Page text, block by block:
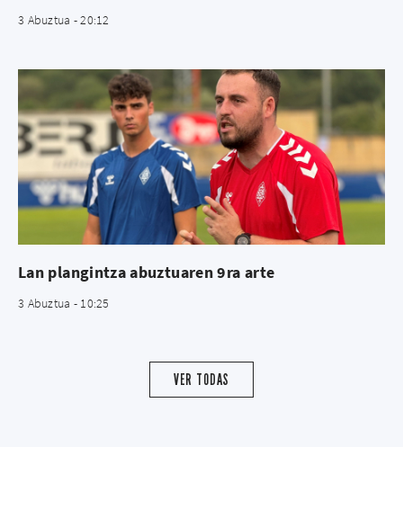
3 Abuztua - 20:12
Lan plangintza abuztuaren 9ra arte
3 Abuztua - 10:25
VER TODAS